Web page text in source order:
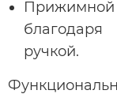
ручкой.